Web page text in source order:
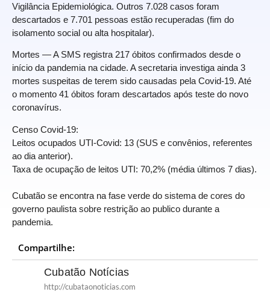
Vigilância Epidemiológica. Outros 7.028 casos foram
descartados e 7.701 pessoas estão recuperadas (fim do
isolamento social ou alta hospitalar).
Mortes — A SMS registra 217 óbitos confirmados desde o
início da pandemia na cidade. A secretaria investiga ainda 3
mortes suspeitas de terem sido causadas pela Covid-19. Até
o momento 41 óbitos foram descartados após teste do novo
coronavírus.
Censo Covid-19:
Leitos ocupados UTI-Covid: 13 (SUS e convênios, referentes
ao dia anterior).
Taxa de ocupação de leitos UTI: 70,2% (média últimos 7 dias).
Cubatão se encontra na fase verde do sistema de cores do
governo paulista sobre restrição ao publico durante a
pandemia.
Compartilhe:
Cubatão Notícias
http://cubataonoticias.com